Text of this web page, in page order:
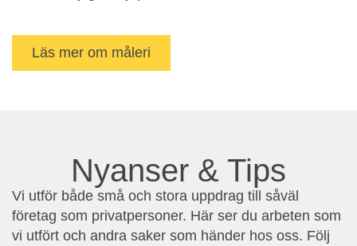
Läs mer om måleri
Nyanser & Tips
Vi utför både små och stora uppdrag till såväl
företag som privatpersoner. Här ser du arbeten som
vi utfört och andra saker som händer hos oss. Följ